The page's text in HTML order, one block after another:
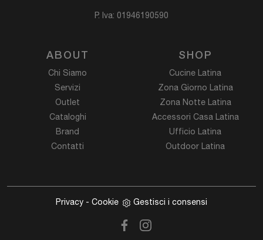
P. Iva: 01946190590
ABOUT
Chi Siamo
Servizi
Outlet
Cataloghi
Brand
Contatti
SHOP
Cucine Latina
Zona Giorno Latina
Zona Notte Latina
Accessori Casa Latina
Ufficio Latina
Outdoor Latina
Privacy - Cookie Gestisci i consensi